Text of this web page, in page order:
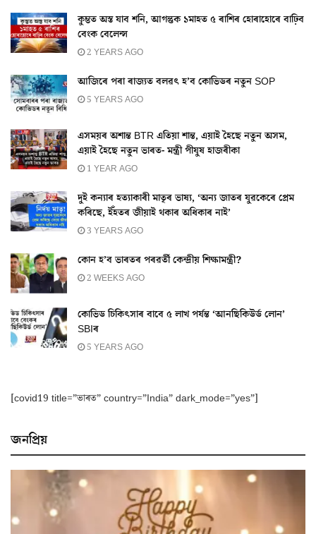
কুম্ভত অস্ত যাব শনি, আগন্তুক ১মাহত ৫ ৰাশিৰ হোৰাহোৰে বাঢ়িব
বেংক বেলেন্স
2 YEARS AGO
আজিৰে পৰা ৰাজ্যত বলৱৎ হ’ব কোভিডৰ নতুন SOP
5 YEARS AGO
এসময়ৰ অশান্ত BTR এতিয়া শান্ত, এয়াই হৈছে নতুন অসম,
এয়াই হৈছে নতুন ভাৰত- মন্ত্ৰী পীযুষ হাজৰীকা
1 YEAR AGO
দুই কন্যাৰ হত্যাকাৰী মাতৃৰ ভাষ্য, ‘অন্য জাতৰ যুৱকেৰে প্ৰেম
কৰিছে, ইঁহতৰ জীয়াই থকাৰ অধিকাৰ নাই’
3 YEARS AGO
কোন হ’ব ভাৰতৰ পৰৱৰ্তী কেন্দ্ৰীয় শিক্ষামন্ত্ৰী?
2 WEEKS AGO
কোভিড চিকিৎসাৰ বাবে ৫ লাখ পৰ্যন্ত ‘আনছিকিউৰ্ড লোন’
SBIৰ
5 YEARS AGO
[covid19 title=”ভাৰত” country=”India” dark_mode=”yes”]
জনপ্ৰিয়